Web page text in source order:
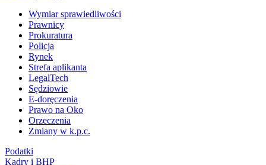
Wymiar sprawiedliwości
Prawnicy
Prokuratura
Policja
Rynek
Strefa aplikanta
LegalTech
Sędziowie
E-doręczenia
Prawo na Oko
Orzeczenia
Zmiany w k.p.c.
Podatki
Kadry i BHP